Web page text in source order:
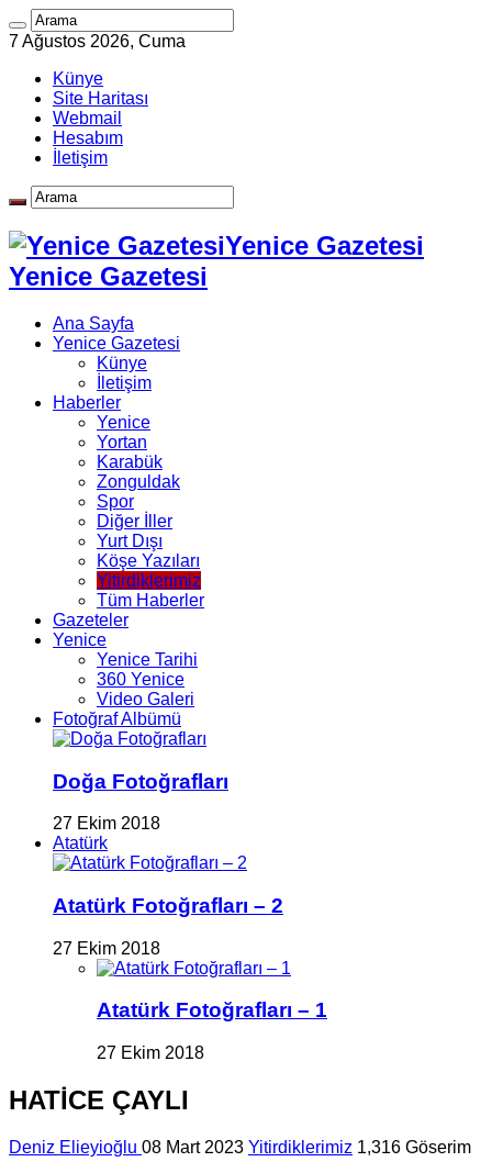
7 Ağustos 2026, Cuma
Künye
Site Haritası
Webmail
Hesabım
İletişim
Yenice Gazetesi
Yenice Gazetesi
Ana Sayfa
Yenice Gazetesi
Künye
İletişim
Haberler
Yenice
Yortan
Karabük
Zonguldak
Spor
Diğer İller
Yurt Dışı
Köşe Yazıları
Yitirdiklerimiz
Tüm Haberler
Gazeteler
Yenice
Yenice Tarihi
360 Yenice
Video Galeri
Fotoğraf Albümü
Doğa Fotoğrafları
27 Ekim 2018
Atatürk
Atatürk Fotoğrafları – 2
27 Ekim 2018
Atatürk Fotoğrafları – 1
27 Ekim 2018
HATİCE ÇAYLI
Deniz Elieyioğlu 08 Mart 2023 Yitirdiklerimiz 1,316 Göserim